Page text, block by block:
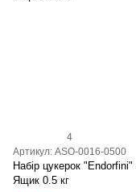
4
Артикул: ASO-0016-0500
Набір цукерок "Endorfini"
Ящик 0.5 кг